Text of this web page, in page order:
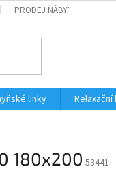
PRODEJ NÁBYTKU NA
linky Relaxační
180x200 53441